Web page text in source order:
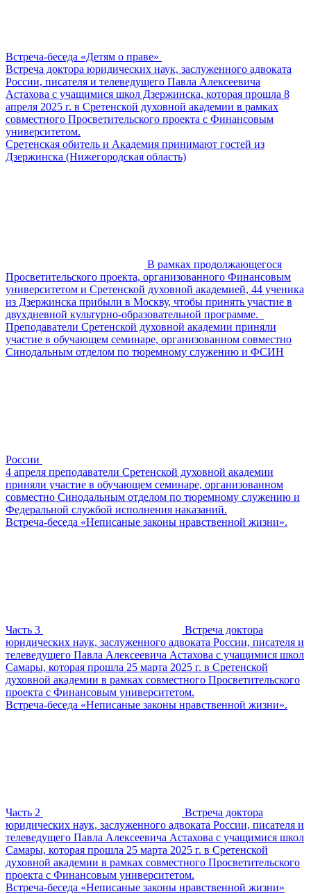
Встреча-беседа «Детям о праве»
Встреча доктора юридических наук, заслуженного адвоката
России, писателя и телеведущего Павла Алексеевича
Астахова с учащимися школ Дзержинска, которая прошла 8
апреля 2025 г. в Сретенской духовной академии в рамках
совместного Просветительского проекта с Финансовым
университетом.
Сретенская обитель и Академия принимают гостей из
Дзержинска (Нижегородская область)
В рамках продолжающегося
Просветительского проекта, организованного Финансовым
университетом и Сретенской духовной академией, 44 ученика
из Дзержинска прибыли в Москву, чтобы принять участие в
двухдневной культурно-образовательной программе.
Преподаватели Сретенской духовной академии приняли
участие в обучающем семинаре, организованном совместно
Синодальным отделом по тюремному служению и ФСИН
России
4 апреля преподаватели Сретенской духовной академии
приняли участие в обучающем семинаре, организованном
совместно Синодальным отделом по тюремному служению и
Федеральной службой исполнения наказаний.
Встреча-беседа «Неписаные законы нравственной жизни».
Часть 3
Встреча доктора
юридических наук, заслуженного адвоката России, писателя и
телеведущего Павла Алексеевича Астахова с учащимися школ
Самары, которая прошла 25 марта 2025 г. в Сретенской
духовной академии в рамках совместного Просветительского
проекта с Финансовым университетом.
Встреча-беседа «Неписаные законы нравственной жизни».
Часть 2
Встреча доктора
юридических наук, заслуженного адвоката России, писателя и
телеведущего Павла Алексеевича Астахова с учащимися школ
Самары, которая прошла 25 марта 2025 г. в Сретенской
духовной академии в рамках совместного Просветительского
проекта с Финансовым университетом.
Встреча-беседа «Неписаные законы нравственной жизни»